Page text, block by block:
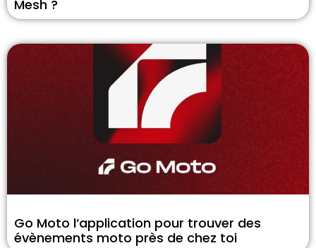
Mesh ?
Go Moto l’application pour trouver des
évènements moto près de chez toi